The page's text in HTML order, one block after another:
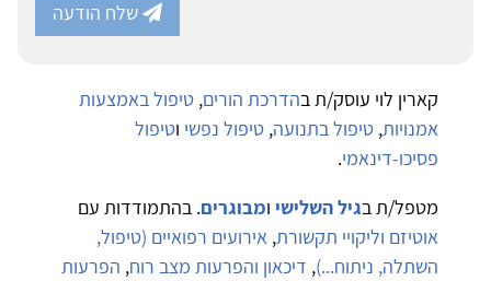
שלח הודעה
קארין לוי עוסק/ת בהדרכת הורים, טיפול באמצעות
אמנויות, טיפול בתנועה, טיפול נפשי וטיפול
פסיכו-דינאמי.
מטפל/ת בגיל השלישי ומבוגרים. בהתמודדות עם
אוטיזם וליקויי תקשורת, אירועים רפואיים (טיפול,
השתלה, ניתוח...), דיכאון והפרעות מצב רוח, הפרעות